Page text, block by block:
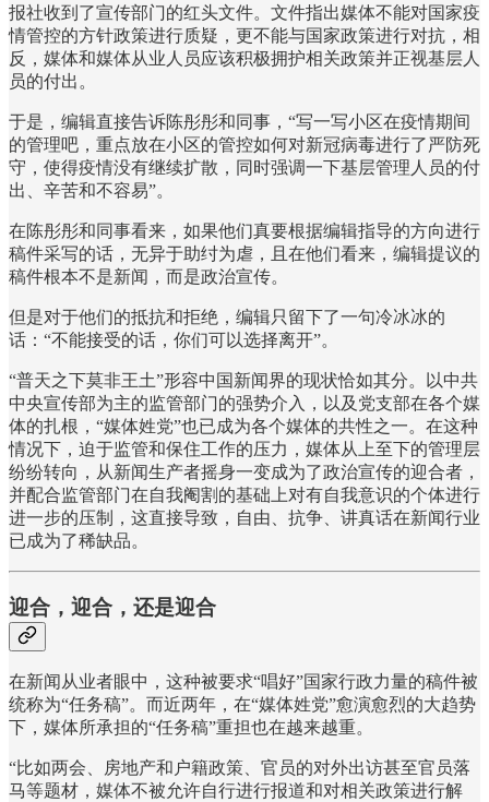
报社收到了宣传部门的红头文件。文件指出媒体不能对国家疫
情管控的方针政策进行质疑，更不能与国家政策进行对抗，相
反，媒体和媒体从业人员应该积极拥护相关政策并正视基层人
员的付出。
于是，编辑直接告诉陈彤彤和同事，“写一写小区在疫情期间
的管理吧，重点放在小区的管控如何对新冠病毒进行了严防死
守，使得疫情没有继续扩散，同时强调一下基层管理人员的付
出、辛苦和不容易”。
在陈彤彤和同事看来，如果他们真要根据编辑指导的方向进行
稿件采写的话，无异于助纣为虐，且在他们看来，编辑提议的
稿件根本不是新闻，而是政治宣传。
但是对于他们的抵抗和拒绝，编辑只留下了一句冷冰冰的
话：“不能接受的话，你们可以选择离开”。
“普天之下莫非王土”形容中国新闻界的现状恰如其分。以中共
中央宣传部为主的监管部门的强势介入，以及党支部在各个媒
体的扎根，“媒体姓党”也已成为各个媒体的共性之一。在这种
情况下，迫于监管和保住工作的压力，媒体从上至下的管理层
纷纷转向，从新闻生产者摇身一变成为了政治宣传的迎合者，
并配合监管部门在自我阉割的基础上对有自我意识的个体进行
进一步的压制，这直接导致，自由、抗争、讲真话在新闻行业
已成为了稀缺品。
迎合，迎合，还是迎合
在新闻从业者眼中，这种被要求“唱好”国家行政力量的稿件被
统称为“任务稿”。而近两年，在“媒体姓党”愈演愈烈的大趋势
下，媒体所承担的“任务稿”重担也在越来越重。
“比如两会、房地产和户籍政策、官员的对外出访甚至官员落
马等题材，媒体不被允许自行进行报道和对相关政策进行解